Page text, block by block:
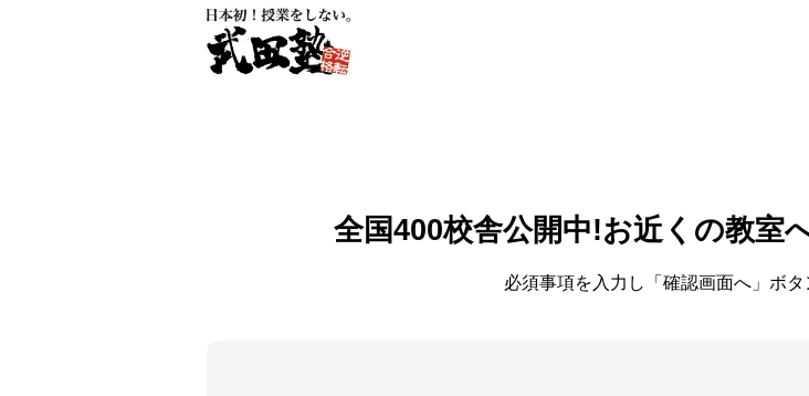
全国400校舎公開中!お近くの教室
必須事項を入力し「確認画面へ」ボタ